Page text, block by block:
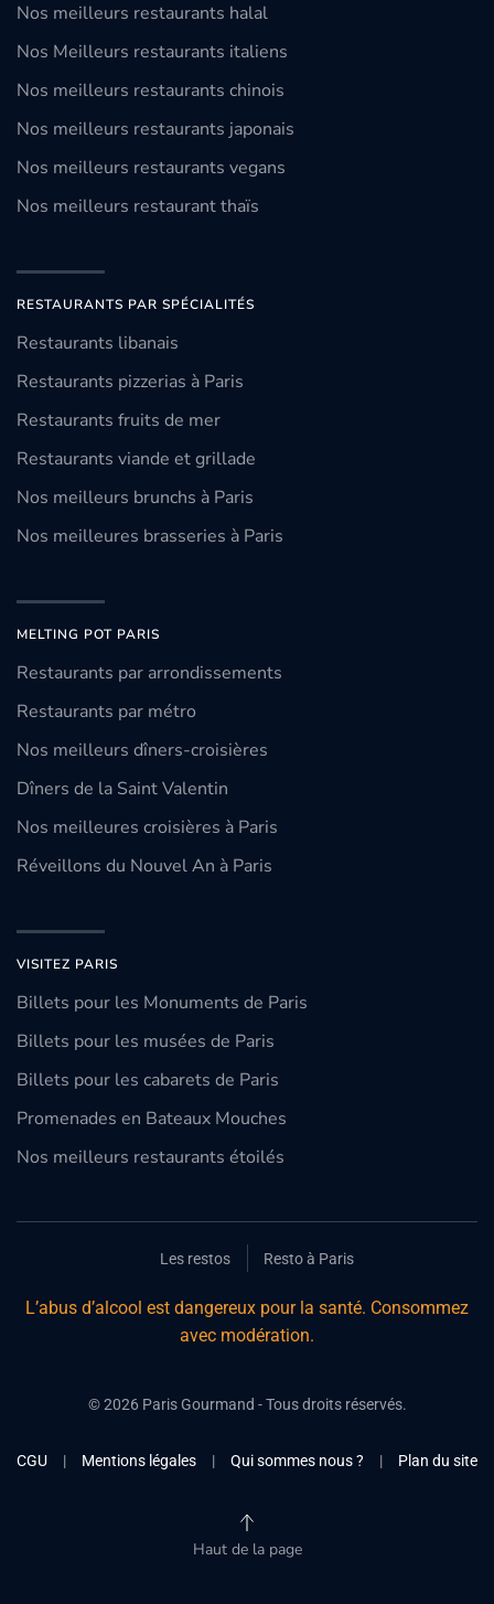
Nos meilleurs restaurants halal
Nos Meilleurs restaurants italiens
Nos meilleurs restaurants chinois
Nos meilleurs restaurants japonais
Nos meilleurs restaurants vegans
Nos meilleurs restaurant thaïs
RESTAURANTS PAR SPÉCIALITÉS
Restaurants libanais
Restaurants pizzerias à Paris
Restaurants fruits de mer
Restaurants viande et grillade
Nos meilleurs brunchs à Paris
Nos meilleures brasseries à Paris
MELTING POT PARIS
Restaurants par arrondissements
Restaurants par métro
Nos meilleurs dîners-croisières
Dîners de la Saint Valentin
Nos meilleures croisières à Paris
Réveillons du Nouvel An à Paris
VISITEZ PARIS
Billets pour les Monuments de Paris
Billets pour les musées de Paris
Billets pour les cabarets de Paris
Promenades en Bateaux Mouches
Nos meilleurs restaurants étoilés
Les restos Resto à Paris
L’abus d’alcool est dangereux pour la santé. Consommez
avec modération.
©2026Paris Gourmand - Tous droits réservés.
CGU | Mentions légales | Qui sommes nous ? | Plan du site
Haut de la page